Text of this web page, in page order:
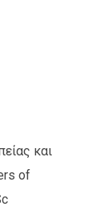
και
of